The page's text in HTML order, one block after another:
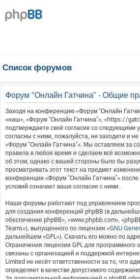
Список форумов
Форум "Онлайн Гатчина" - Общие
Заходя на конференцию «Форум "Онлайн
«наш», «Форум "Онлайн Гатчина"», «https://
подтверждаете своё согласие со следующими
согласны с ними, пожалуйста, не заходите и
«Форум "Онлайн Гатчина"». Мы оставляем за
правила в любое время и сделаем всё
об этом, однако с вашей стороны было бы
просматривать этот текст на предмет
конференции «Форум "Онлайн Гатчина"»
условий означает ваше согласие с ними.
Наши форумы работают под управлением
для создания конференций phpBB (в
обеспечение phpBB», «www.phpbb.com»,
Teams»), выпущенного по лицензии «GNU
дальнейшем «GPL»). Скачать его можно по
Ограничения лицензии GPL для программного
связаны с организацией и поддержкой
Limited не несёт ответственности за то, что
определяет в качестве допустимого